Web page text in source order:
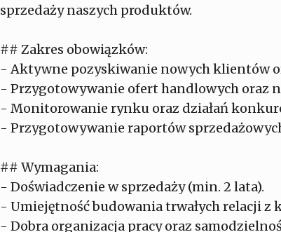
sprzedaży naszych produktów.
## Zakres obowiązków:
- Aktywne pozyskiwanie nowych klientów
- Przygotowywanie ofert handlowych oraz
- Monitorowanie rynku oraz działań
- Przygotowywanie raportów
## Wymagania:
- Doświadczenie w sprzedaży (min. 2 lata).
- Umiejętność budowania trwałych relacji z
- Dobra organizacja pracy oraz